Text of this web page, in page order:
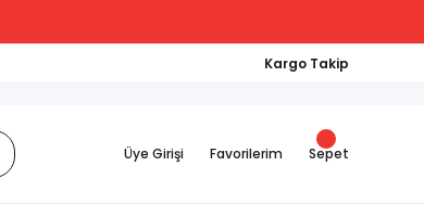
Kargo Takip
Üye Girişi Favorilerim Sepet